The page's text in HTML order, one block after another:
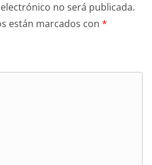
no será publicada.
están marcados con *